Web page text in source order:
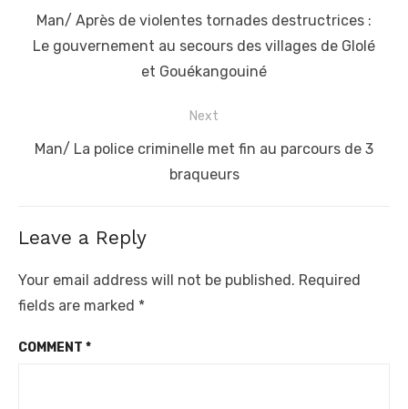
navigation
Previous
post:
Man/ Après de violentes tornades destructrices :
Le gouvernement au secours des villages de Glolé
et Gouékangouiné
Next
Next
Man/ La police criminelle met fin au parcours de 3
braqueurs
Leave a Reply
Your email address will not be published. Required
fields are marked *
COMMENT *